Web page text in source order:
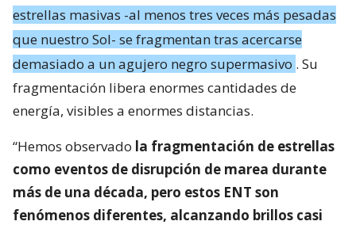
estrellas masivas -al menos tres veces más pesadas
que nuestro Sol- se fragmentan tras acercarse
demasiado a un agujero negro supermasivo . Su
fragmentación libera enormes cantidades de
energía, visibles a enormes distancias.
“Hemos observado la fragmentación de estrellas
como eventos de disrupción de marea durante
más de una década, pero estos ENT son
fenómenos diferentes, alcanzando brillos casi